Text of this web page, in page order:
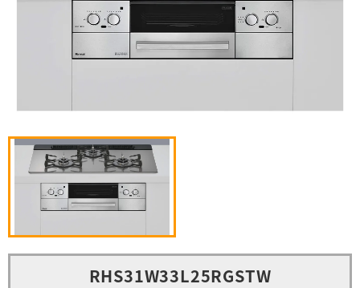
RHS31W33L25RGSTW